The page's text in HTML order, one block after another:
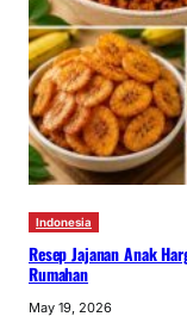
Indonesia
Resep Jajanan Anak
Rumahan
May 19, 2026